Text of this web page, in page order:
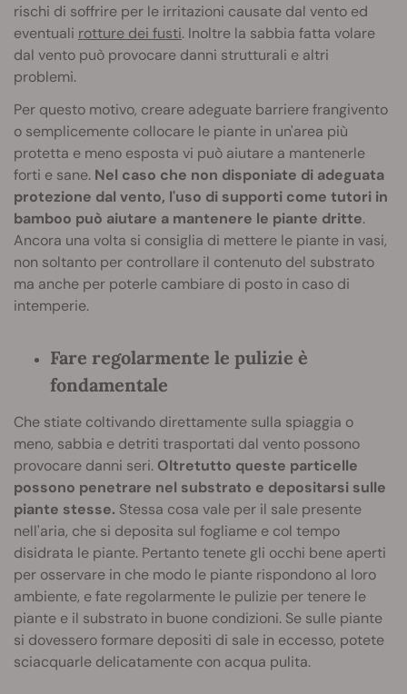
rischi di soffrire per le irritazioni causate dal vento ed
eventuali rotture dei fusti. Inoltre la sabbia fatta volare
dal vento può provocare danni strutturali e altri
problemi.
Per questo motivo, creare adeguate barriere frangivento
o semplicemente collocare le piante in un'area più
protetta e meno esposta vi può aiutare a mantenerle
forti e sane. Nel caso che non disponiate di adeguata
protezione dal vento, l'uso di supporti come tutori in
bamboo può aiutare a mantenere le piante dritte.
Ancora una volta si consiglia di mettere le piante in vasi,
non soltanto per controllare il contenuto del substrato
ma anche per poterle cambiare di posto in caso di
intemperie.
Fare regolarmente le pulizie è
fondamentale
Che stiate coltivando direttamente sulla spiaggia o
meno, sabbia e detriti trasportati dal vento possono
provocare danni seri. Oltretutto queste particelle
possono penetrare nel substrato e depositarsi sulle
piante stesse. Stessa cosa vale per il sale presente
nell'aria, che si deposita sul fogliame e col tempo
disidrata le piante. Pertanto tenete gli occhi bene aperti
per osservare in che modo le piante rispondono al loro
ambiente, e fate regolarmente le pulizie per tenere le
piante e il substrato in buone condizioni. Se sulle piante
si dovessero formare depositi di sale in eccesso, potete
sciacquarle delicatamente con acqua pulita.